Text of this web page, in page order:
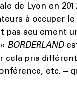
de Lyon en
à occuper
pas seulement
BORDERLAND
cela pris
etc. –